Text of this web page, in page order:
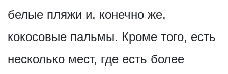
белые пляжи и, конечно же,
кокосовые пальмы. Кроме того, есть
несколько мест, где есть более